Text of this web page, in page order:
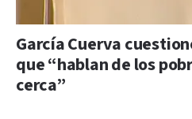
García Cuerva
que “hablan de los
cerca”